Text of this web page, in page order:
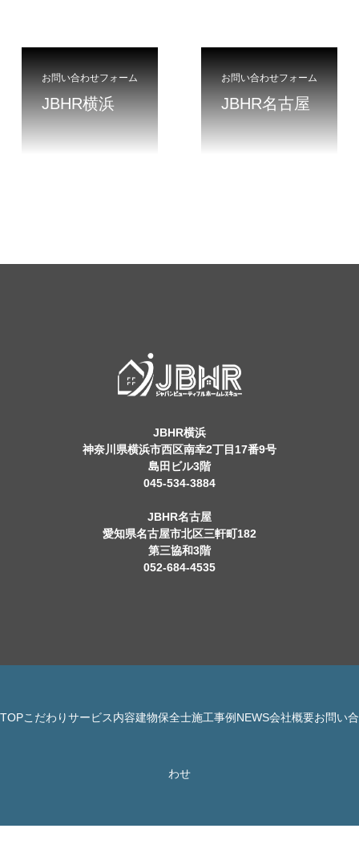
お問い合わせフォーム
JBHR横浜
お問い合わせフォーム
JBHR名古屋
JBHR横浜
神奈川県横浜市西区南幸2丁目17番9号
島田ビル3階
045-534-3884
JBHR名古屋
愛知県名古屋市北区三軒町182
第三協和3階
052-684-4535
TOPこだわりサービス内容建物保全士施工事例 NEWS会社概要お問い合
わせ